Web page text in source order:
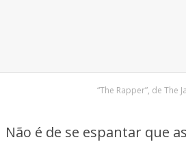
“The Rapper”, de The
Não é de se espantar que